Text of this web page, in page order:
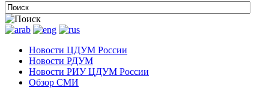
Новости ЦДУМ России
Новости РДУМ
Новости РИУ ЦДУМ России
Обзор СМИ